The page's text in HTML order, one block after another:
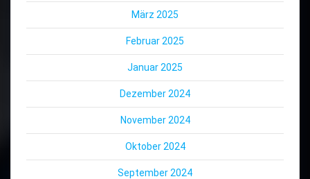
März 2025
Februar 2025
Januar 2025
Dezember 2024
November 2024
Oktober 2024
September 2024